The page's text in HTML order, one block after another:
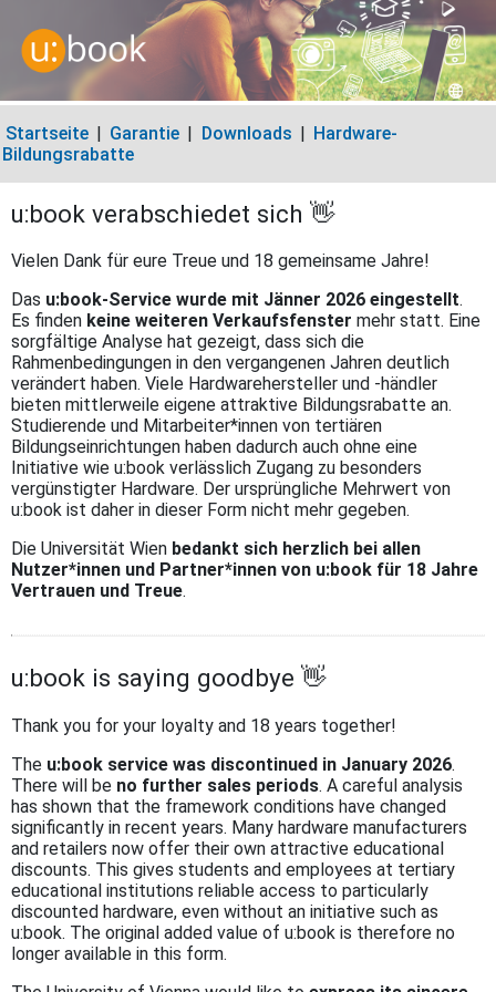
Startseite | Garantie | Downloads | Hardware-
Bildungsrabatte
u:book verabschiedet sich 👋
Vielen Dank für eure Treue und 18 gemeinsame Jahre!
Das u:book-Service wurde mit Jänner 2026 eingestellt.
Es finden keine weiteren Verkaufsfenster mehr statt. Eine
sorgfältige Analyse hat gezeigt, dass sich die
Rahmenbedingungen in den vergangenen Jahren deutlich
verändert haben. Viele Hardwarehersteller und -händler
bieten mittlerweile eigene attraktive Bildungsrabatte an.
Studierende und Mitarbeiter*innen von tertiären
Bildungseinrichtungen haben dadurch auch ohne eine
Initiative wie u:book verlässlich Zugang zu besonders
vergünstigter Hardware. Der ursprüngliche Mehrwert von
u:book ist daher in dieser Form nicht mehr gegeben.
Die Universität Wien bedankt sich herzlich bei allen
Nutzer*innen und Partner*innen von u:book für 18 Jahre
Vertrauen und Treue.
u:book is saying goodbye 👋
Thank you for your loyalty and 18 years together!
The u:book service was discontinued in January 2026.
There will be no further sales periods. A careful analysis
has shown that the framework conditions have changed
significantly in recent years. Many hardware manufacturers
and retailers now offer their own attractive educational
discounts. This gives students and employees at tertiary
educational institutions reliable access to particularly
discounted hardware, even without an initiative such as
u:book. The original added value of u:book is therefore no
longer available in this form.